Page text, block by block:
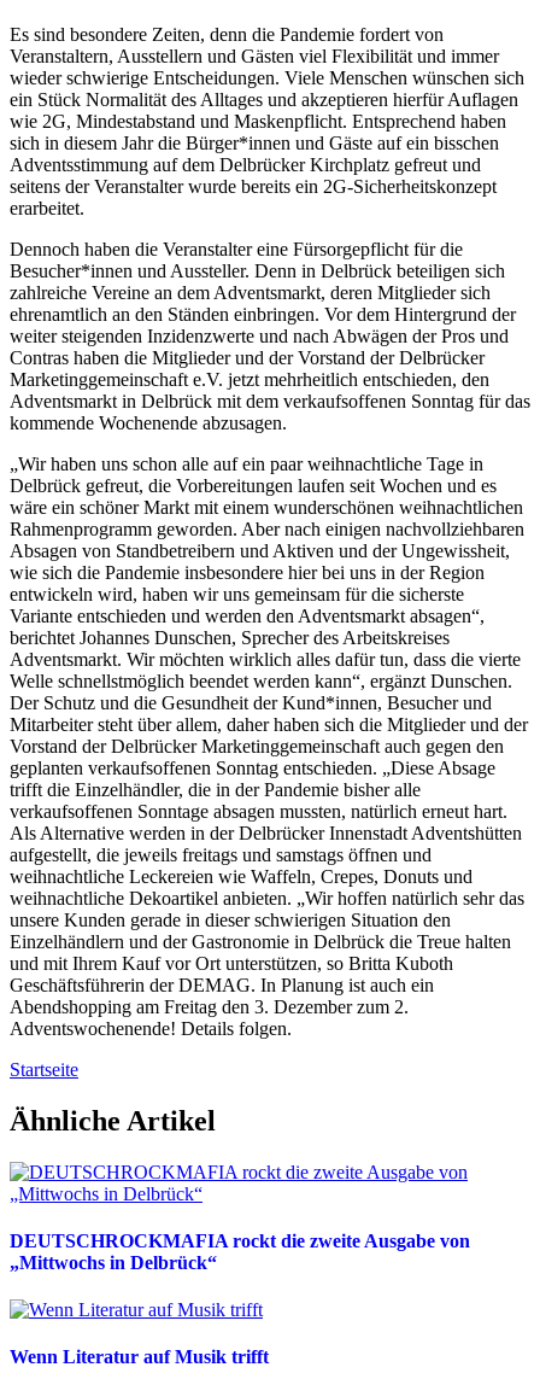
Es sind besondere Zeiten, denn die Pandemie fordert von
Veranstaltern, Ausstellern und Gästen viel Flexibilität und immer
wieder schwierige Entscheidungen. Viele Menschen wünschen sich
ein Stück Normalität des Alltages und akzeptieren hierfür Auflagen
wie 2G, Mindestabstand und Maskenpflicht. Entsprechend haben
sich in diesem Jahr die Bürger*innen und Gäste auf ein bisschen
Adventsstimmung auf dem Delbrücker Kirchplatz gefreut und
seitens der Veranstalter wurde bereits ein 2G-Sicherheitskonzept
erarbeitet.
Dennoch haben die Veranstalter eine Fürsorgepflicht für die
Besucher*innen und Aussteller. Denn in Delbrück beteiligen sich
zahlreiche Vereine an dem Adventsmarkt, deren Mitglieder sich
ehrenamtlich an den Ständen einbringen. Vor dem Hintergrund der
weiter steigenden Inzidenzwerte und nach Abwägen der Pros und
Contras haben die Mitglieder und der Vorstand der Delbrücker
Marketinggemeinschaft e.V. jetzt mehrheitlich entschieden, den
Adventsmarkt in Delbrück mit dem verkaufsoffenen Sonntag für das
kommende Wochenende abzusagen.
„Wir haben uns schon alle auf ein paar weihnachtliche Tage in
Delbrück gefreut, die Vorbereitungen laufen seit Wochen und es
wäre ein schöner Markt mit einem wunderschönen weihnachtlichen
Rahmenprogramm geworden. Aber nach einigen nachvollziehbaren
Absagen von Standbetreibern und Aktiven und der Ungewissheit,
wie sich die Pandemie insbesondere hier bei uns in der Region
entwickeln wird, haben wir uns gemeinsam für die sicherste
Variante entschieden und werden den Adventsmarkt absagen“,
berichtet Johannes Dunschen, Sprecher des Arbeitskreises
Adventsmarkt. Wir möchten wirklich alles dafür tun, dass die vierte
Welle schnellstmöglich beendet werden kann“, ergänzt Dunschen.
Der Schutz und die Gesundheit der Kund*innen, Besucher und
Mitarbeiter steht über allem, daher haben sich die Mitglieder und der
Vorstand der Delbrücker Marketinggemeinschaft auch gegen den
geplanten verkaufsoffenen Sonntag entschieden. „Diese Absage
trifft die Einzelhändler, die in der Pandemie bisher alle
verkaufsoffenen Sonntage absagen mussten, natürlich erneut hart.
Als Alternative werden in der Delbrücker Innenstadt Adventshütten
aufgestellt, die jeweils freitags und samstags öffnen und
weihnachtliche Leckereien wie Waffeln, Crepes, Donuts und
weihnachtliche Dekoartikel anbieten. „Wir hoffen natürlich sehr das
unsere Kunden gerade in dieser schwierigen Situation den
Einzelhändlern und der Gastronomie in Delbrück die Treue halten
und mit Ihrem Kauf vor Ort unterstützen, so Britta Kuboth
Geschäftsführerin der DEMAG. In Planung ist auch ein
Abendshopping am Freitag den 3. Dezember zum 2.
Adventswochenende! Details folgen.
Startseite
Ähnliche Artikel
DEUTSCHROCKMAFIA rockt die zweite Ausgabe von
„Mittwochs in Delbrück“
Wenn Literatur auf Musik trifft